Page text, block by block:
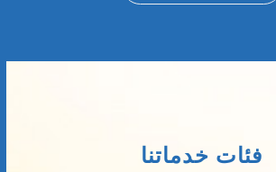
فئات خدماتنا